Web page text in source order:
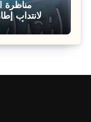
مناظرة
لانتداب
مختلفة : أخر اجل